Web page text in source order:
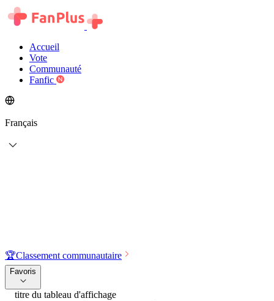
Accueil
Vote
Communauté
Fanfic
Français
🏆Classement communautaire
Favoris
titre du tableau d'affichage